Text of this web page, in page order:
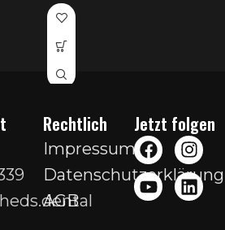
Rechtlich
Impressum
Datenschutzerklärung
AGB
Jetzt folgen